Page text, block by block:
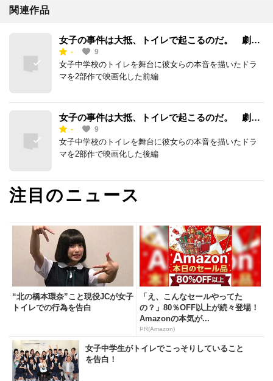
関連作品
女子の事件は大抵、トイレで起こるのだ。 劇場
版 前編 入る？
- 9
女子中学校のトイレを舞台に彼女らの本音を描いたドラ
マを2部作で映画化した前編
女子の事件は大抵、トイレで起こるのだ。 劇場
版 後編 出る！
- 9
女子中学校のトイレを舞台に彼女らの本音を描いたドラ
マを2部作で映画化した後編
注目のニュース
“北の橋本環奈”こと現役JCが女子
トイレでの行為を告白
「え、こんなセールやってた
の？」80％OFF以上が続々登場！
Amazonの本気が...
PR(Amazon)
女子中学生がトイレでこっそりしていること
を告白！